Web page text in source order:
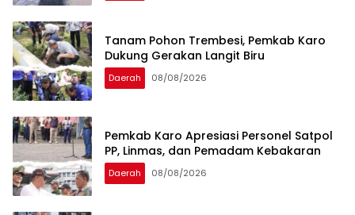
Tanam Pohon Trembesi, Pemkab Karo
Dukung Gerakan Langit Biru
Daerah 08/08/2026
Pemkab Karo Apresiasi Personel Satpol
PP, Linmas, dan Pemadam Kebakaran
Daerah 08/08/2026